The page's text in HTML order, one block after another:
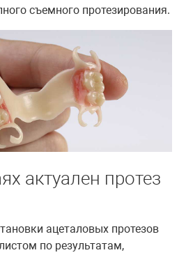
съемного протезирования.
актуален протез
ацеталовых протезов
по результатам,